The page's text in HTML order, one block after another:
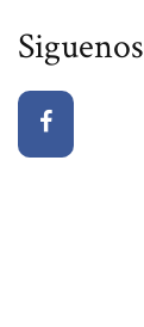
Siguenos